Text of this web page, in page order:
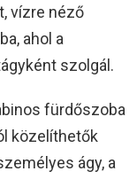
vízre néző
ahol a
szolgál.
fürdőszoba
közelíthetők
ágy, a